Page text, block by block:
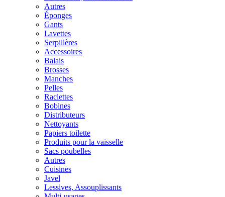
Autres
Éponges
Gants
Lavettes
Serpillères
Accessoires
Balais
Brosses
Manches
Pelles
Raclettes
Bobines
Distributeurs
Nettoyants
Papiers toilette
Produits pour la vaisselle
Sacs poubelles
Autres
Cuisines
Javel
Lessives, Assouplissants